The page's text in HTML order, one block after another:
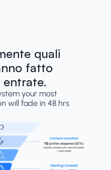
quali
fatto
entrate.
your most
will fade in 48 hrs